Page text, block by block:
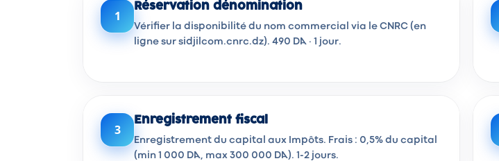
1
Réservation dénomination
Vérifier la disponibilité du nom commercial via le CNRC (en
ligne sur sidjilcom.cnrc.dz). 490 DA · 1 jour.
3
Enregistrement fiscal
Enregistrement du capital aux Impôts. Frais : 0,5% du capital
(min 1 000 DA, max 300 000 DA). 1-2 jours.